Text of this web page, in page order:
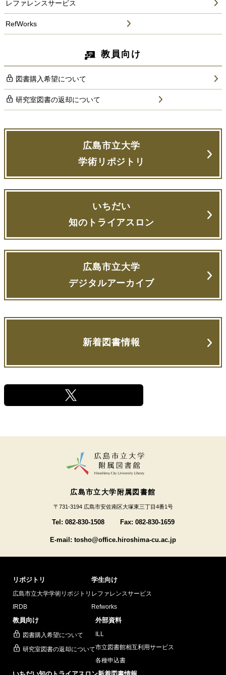
レファレンスサービス
RefWorks
教員向け
図書購入希望について
研究室図書の返却について
広島市立大学
学術リポジトリ
いちだい
知のトライアスロン
広島市立大学
デジタルアーカイブ
新着図書情報
広島市立大学附属図書館
〒731-3194 広島市安佐南区大塚東三丁目4番1号
Tel: 082-830-1508 Fax: 082-830-1659
E-mail: tosho@office.hiroshima-cu.ac.jp
リポジトリ
広島市立大学学術リポジトリ
IRDB
学生向け
レファレンスサービス
Refworks
教員向け
図書購入希望について
研究室図書の返却について
外部資料
ILL
市立図書館相互利用サービス
各種申込書